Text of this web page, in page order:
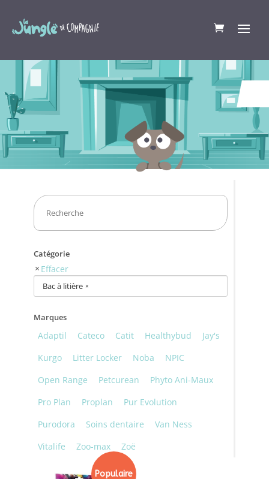
Catégorie
Effacer
Bac à litière ×
Marques
Adaptil Cateco Catit Healthybud
Jay's
Kurgo
Litter Locker Noba
NPIC
Open Range
Petcurean
Phyto Ani-Maux
Pro Plan
Proplan
Pur Evolution
Purodora
Soins dentaire
Van Ness
Vitalife
Zoo-max Zoë
Populaire